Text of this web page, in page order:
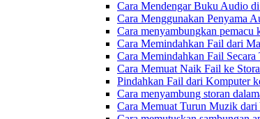
Cara Mendengar Buku Audio
Cara Menggunakan Penyama
Cara menyambungkan
Cara Memindahkan Fail dari
Cara Memindahkan Fail
Cara Memuat Naik Fail ke
Pindahkan Fail dari Komputer
Cara menyambung storan
Cara Memuat Turun Muzik